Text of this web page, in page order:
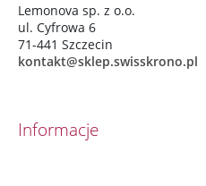
Lemonova sp. z o.o.
ul. Cyfrowa 6
71-441 Szczecin
kontakt@sklep.swisskrono.pl
Informacje